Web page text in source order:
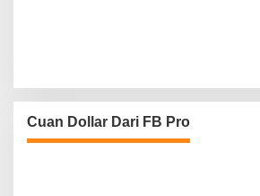
Cuan Dollar Dari FB Pro